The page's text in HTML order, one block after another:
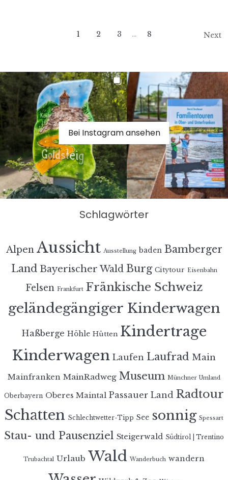
1 2 3 … 8 Next
Bei Instagram ansehen
Schlagwörter
Alpen Aussicht Ausstellung baden Bamberger
Land Bayerischer Wald Burg Citytour Eisenbahn
Felsen Frankfurt Fränkische Schweiz
geländegängiger Kinderwagen
Haßberge Höhle Hütten Kindertrage
Kinderwagen Laufen Laufrad Main
Mainfranken MainRadweg Museum Münchner Umland
Oberbayern Oberes Maintal Passauer Land Radtour
Schatten Schlechtwetter-Tipp See sonnig Spessart
Stau- und Pausenziel Steigerwald Südtirol | Trentino
Trubachtal Urlaub Wald Wanderbuch wandern